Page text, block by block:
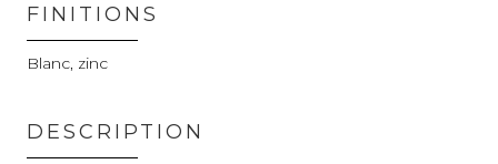
FINITIONS
Blanc, zinc
DESCRIPTION